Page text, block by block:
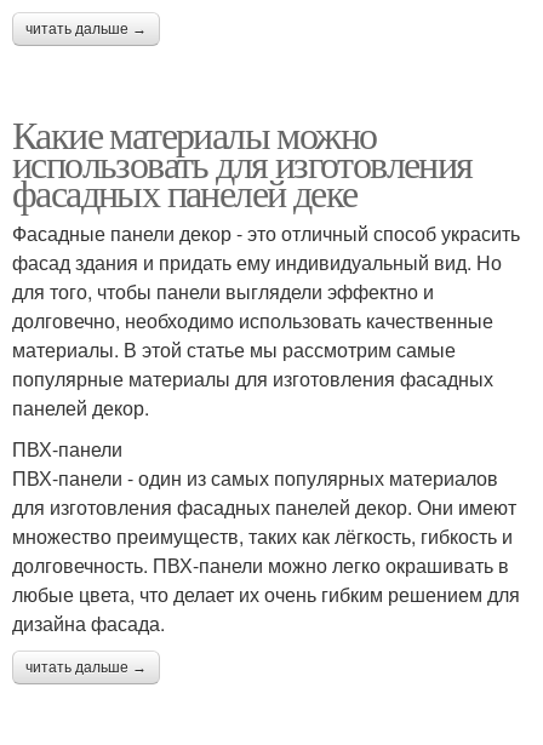
читать дальше →
Какие материалы можно
использовать для изготовления
фасадных панелей деке
Фасадные панели декор - это отличный способ украсить
фасад здания и придать ему индивидуальный вид. Но
для того, чтобы панели выглядели эффектно и
долговечно, необходимо использовать качественные
материалы. В этой статье мы рассмотрим самые
популярные материалы для изготовления фасадных
панелей декор.
ПВХ-панели
ПВХ-панели - один из самых популярных материалов
для изготовления фасадных панелей декор. Они имеют
множество преимуществ, таких как лёгкость, гибкость и
долговечность. ПВХ-панели можно легко окрашивать в
любые цвета, что делает их очень гибким решением для
дизайна фасада.
читать дальше →